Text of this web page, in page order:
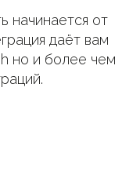
начинается от
даёт вам
но и более чем